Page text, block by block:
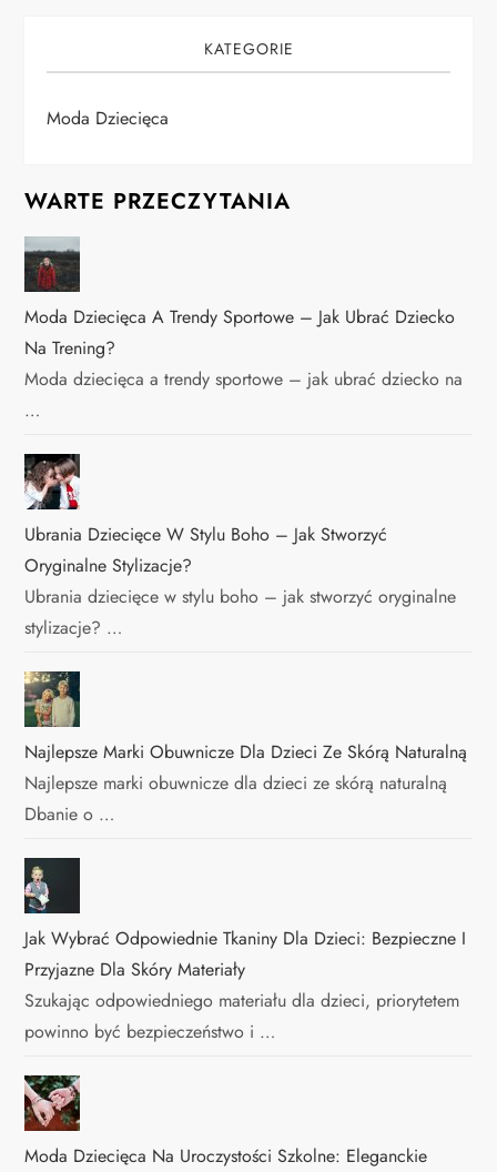
KATEGORIE
Moda Dziecięca
WARTE PRZECZYTANIA
Moda Dziecięca A Trendy Sportowe – Jak Ubrać Dziecko
Na Trening?
Moda dziecięca a trendy sportowe – jak ubrać dziecko na
…
Ubrania Dziecięce W Stylu Boho – Jak Stworzyć
Oryginalne Stylizacje?
Ubrania dziecięce w stylu boho – jak stworzyć oryginalne
stylizacje? …
Najlepsze Marki Obuwnicze Dla Dzieci Ze Skórą Naturalną
Najlepsze marki obuwnicze dla dzieci ze skórą naturalną
Dbanie o …
Jak Wybrać Odpowiednie Tkaniny Dla Dzieci: Bezpieczne I
Przyjazne Dla Skóry Materiały
Szukając odpowiedniego materiału dla dzieci, priorytetem
powinno być bezpieczeństwo i …
Moda Dziecięca Na Uroczystości Szkolne: Eleganckie